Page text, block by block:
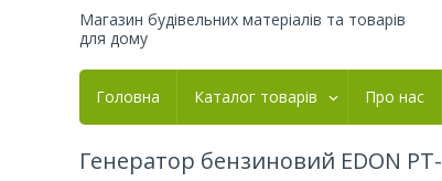
Магазин будівельних матеріалів та товарів
для дому
Головна Каталог товарів Про нас
Генератор бензиновий EDON PT-